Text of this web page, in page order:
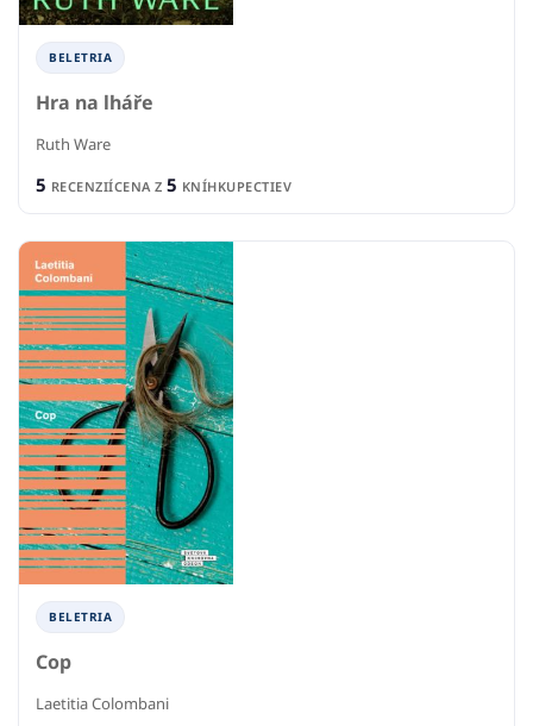
BELETRIA
Hra na lháře
Ruth Ware
5 RECENZIÍCENA Z 5 KNÍHKUPECTIEV
BELETRIA
Cop
Laetitia Colombani